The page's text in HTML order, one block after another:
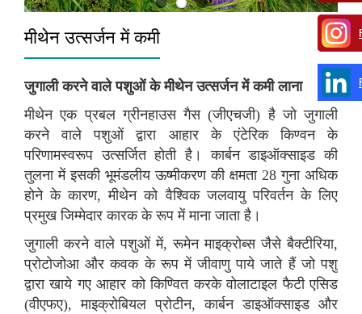
मीथेन उत्सर्जन में कमी
जुगाली करने वाले पशुओं के मीथेन उत्सर्जन में कमी लाना
मीथेन एक प्रबल ग्रीनहाउस गैस (जीएचजी) है जो जुगाली
करने वाले पशुओं द्वारा आहार के एंटेरिक किण्वन के
परिणामस्वरूप उत्सर्जित होती है। कार्बन डाइऑक्साइड की
तुलना में इसकी भूमंडलीय ऊष्मीकरण की क्षमता 28 गुना अधिक
होने के कारण, मीथेन को वैश्विक जलवायु परिवर्तन के लिए
प्रमुख जिम्मेदार कारक के रूप में माना जाता है।
जुगाली करने वाले पशुओं में, रूमेन माइक्रोब्स जैसे बैक्टीरिया,
प्रोटोजोआ और कवक के रूप में जीवाणु पाये जाते हैं जो पशु
द्वारा खाये गए आहार को किण्वित करके वोलाटाइल फैटी एसिड
(वीएफए), माइक्रोबियल प्रोटीन, कार्बन डाइऑक्साइड और